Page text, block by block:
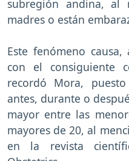
subregión andina,
madres o están
Este fenómeno
con el consiguiente
recordó Mora,
antes, durante o
mayor entre las
mayores de 20, al
en la revista